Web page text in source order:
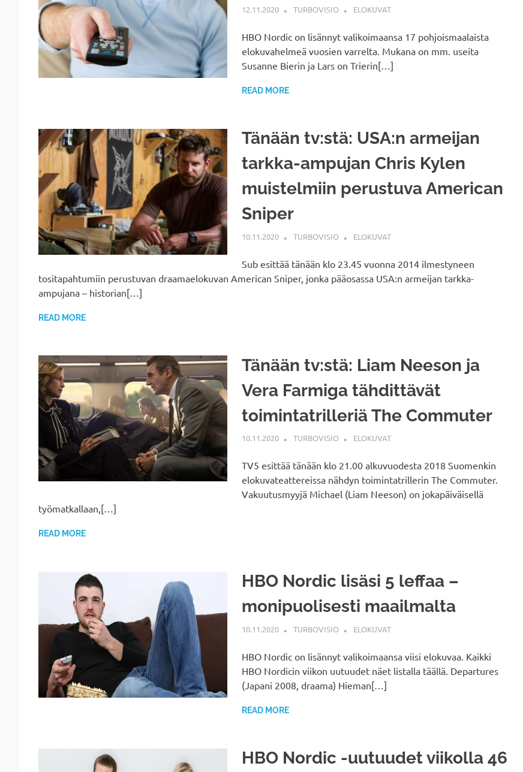
12.11.2020 TURBOVISIO ELOKUVAT
HBO Nordic on lisännyt valikoimaansa 17 pohjoismaalaista
elokuvahelmeä vuosien varrelta. Mukana on mm. useita
Susanne Bierin ja Lars on Trierin[…]
READ MORE
Tänään tv:stä: USA:n armeijan
tarkka-ampujan Chris Kylen
muistelmiin perustuva American
Sniper
10.11.2020 TURBOVISIO ELOKUVAT
Sub esittää tänään klo 23.45 vuonna 2014 ilmestyneen
tositapahtumiin perustuvan draamaelokuvan American Sniper, jonka pääosassa USA:n armeijan tarkka-
ampujana – historian[…]
READ MORE
Tänään tv:stä: Liam Neeson ja
Vera Farmiga tähdittävät
toimintatrilleriä The Commuter
10.11.2020 TURBOVISIO ELOKUVAT
TV5 esittää tänään klo 21.00 alkuvuodesta 2018 Suomenkin
elokuvateattereissa nähdyn toimintatrillerin The Commuter.
Vakuutusmyyjä Michael (Liam Neeson) on jokapäiväisellä
työmatkallaan,[…]
READ MORE
HBO Nordic lisäsi 5 leffaa –
monipuolisesti maailmalta
10.11.2020 TURBOVISIO ELOKUVAT
HBO Nordic on lisännyt valikoimaansa viisi elokuvaa. Kaikki
HBO Nordicin viikon uutuudet näet listalla täällä. Departures
(Japani 2008, draama) Hieman[…]
READ MORE
HBO Nordic -uutuudet viikolla 46